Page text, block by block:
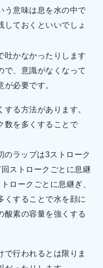
う意味は息を水の中で
しておくといいでしょ
吐かなかったりします
で、意識がなくなって
が必要です。
る方法があります。
数を多くすることで
のラップは3ストローク
ストロークごとに息継
ロークごとに息継ぎ、
くすることで水を顔に
酸素の容量を強くする
で行われるとは限りま